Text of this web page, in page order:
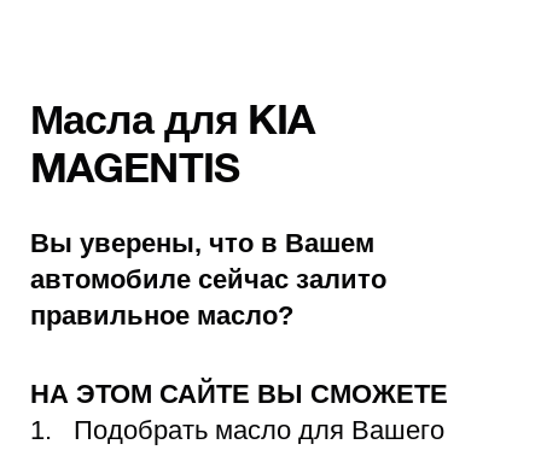
Масла для KIA
MAGENTIS
Вы уверены, что в Вашем
автомобиле сейчас залито
правильное масло?
НА ЭТОМ САЙТЕ ВЫ СМОЖЕТЕ
Подобрать масло для Вашего